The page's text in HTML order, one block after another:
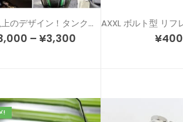
30種類以上のデザイン！タンクのドレスアップ＆傷防止！カスタム タンクパッド
– ¥3,300 ¥400
!